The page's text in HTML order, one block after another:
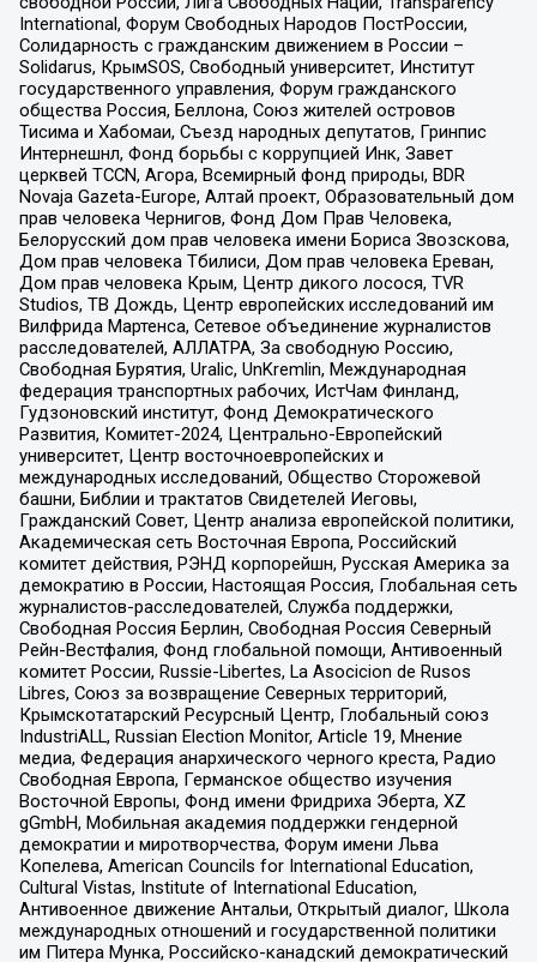
International, Форум Свободных Народов ПостРоссии,
Солидарность с гражданским движением в России –
Solidarus, КрымSOS, Свободный университет, Институт
государственного управления, Форум гражданского
общества Россия, Беллона, Союз жителей островов
Тисима и Хабомаи, Съезд народных депутатов, Гринпис
Интернешнл, Фонд борьбы с коррупцией Инк, Завет
церквей TCCN, Агора, Всемирный фонд природы, BDR
Novaja Gazeta-Europe, Алтай проект, Образовательный дом
прав человека Чернигов, Фонд Дом Прав Человека,
Белорусский дом прав человека имени Бориса Звозскова,
Дом прав человека Тбилиси, Дом прав человека Ереван,
Дом прав человека Крым, Центр дикого лосося, TVR
Studios, ТВ Дождь, Центр европейских исследований им
Вилфрида Мартенса, Сетевое объединение журналистов
расследователей, АЛЛАТРА, За свободную Россию,
Свободная Бурятия, Uralic, UnKremlin, Международная
федерация транспортных рабочих, ИстЧам Финланд,
Гудзоновский институт, Фонд Демократического
Развития, Комитет-2024, Центрально-Европейский
университет, Центр восточноевропейских и
международных исследований, Общество Сторожевой
башни, Библии и трактатов Свидетелей Иеговы,
Гражданский Совет, Центр анализа европейской политики,
Академическая сеть Восточная Европа, Российский
комитет действия, РЭНД корпорейшн, Русская Америка за
демократию в России, Настоящая Россия, Глобальная сеть
журналистов-расследователей, Служба поддержки,
Свободная Россия Берлин, Свободная Россия Северный
Рейн-Вестфалия, Фонд глобальной помощи, Антивоенный
комитет России, Russie-Libertes, La Asocicion de Rusos
Libres, Союз за возвращение Северных территорий,
Крымскотатарский Ресурсный Центр, Глобальный союз
IndustriALL, Russian Election Monitor, Article 19, Мнение
медиа, Федерация анархического черного креста, Радио
Свободная Европа, Германское общество изучения
Восточной Европы, Фонд имени Фридриха Эберта, XZ
gGmbH, Мобильная академия поддержки гендерной
демократии и миротворчества, Форум имени Льва
Копелева, American Councils for International Education,
Cultural Vistas, Institute of International Education,
Антивоенное движение Антальи, Открытый диалог, Школа
международных отношений и государственной политики
им Питера Мунка, Российско-канадский демократический